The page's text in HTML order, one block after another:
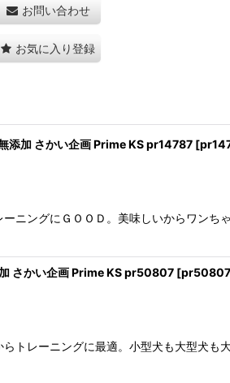
お問い合わせ
お気に入り登録
添加 さかい企画 Prime KS pr14787 [
ニングにＧＯＯＤ。美味しいからワン
さかい企画 Prime KS pr50807 [pr50807
トレーニングに最適。小型犬も大型犬